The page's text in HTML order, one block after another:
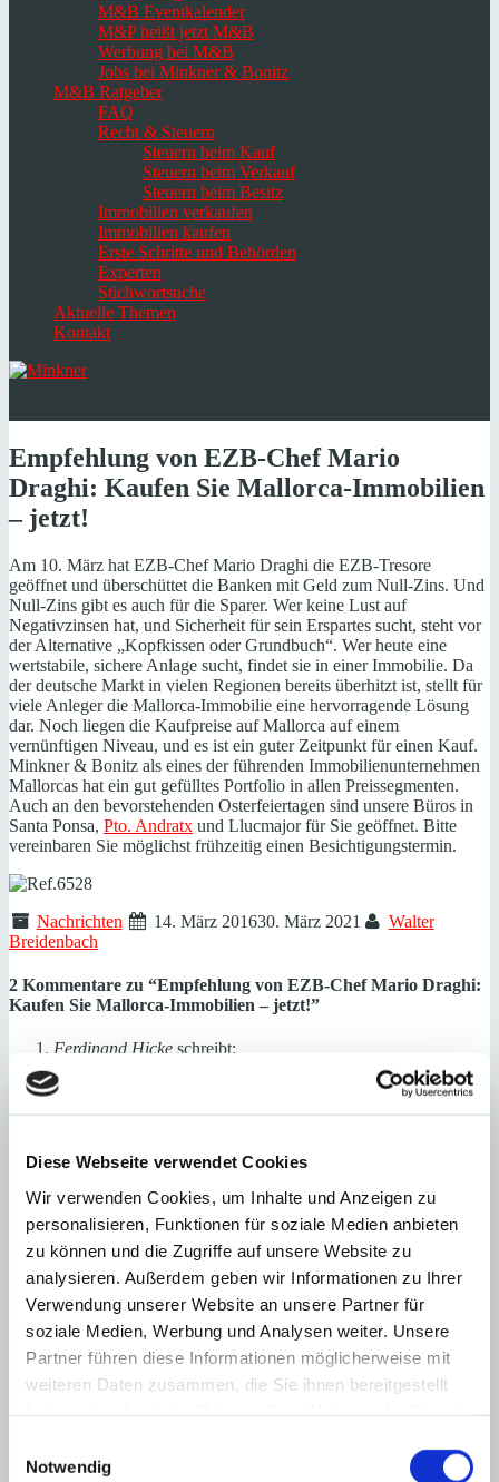
Diese Webseite verwendet Cookies
Wir verwenden Cookies, um Inhalte und Anzeigen zu
personalisieren, Funktionen für soziale Medien anbieten
zu können und die Zugriffe auf unsere Website zu
analysieren. Außerdem geben wir Informationen zu Ihrer
Verwendung unserer Website an unsere Partner für
soziale Medien, Werbung und Analysen weiter. Unsere
Partner führen diese Informationen möglicherweise mit
weiteren Daten zusammen, die Sie ihnen bereitgestellt
Notwendig
M&B Eventkalender
M&P heißt jetzt M&B
Werbung bei M&B
Jobs bei Minkner & Bonitz
M&B Ratgeber
FAQ
Recht & Steuern
Steuern beim Kauf
Steuern beim Verkauf
Steuern beim Besitz
Immobilien verkaufen
Immobilien kaufen
Erste Schritte und Behörden
Experten
Stichwortsuche
Aktuelle Themen
Kontakt
Empfehlung von EZB-Chef Mario
Draghi: Kaufen Sie Mallorca-Immobilien
– jetzt!
Am 10. März hat EZB-Chef Mario Draghi die EZB-Tresore
geöffnet und überschüttet die Banken mit Geld zum Null-Zins. Und
Null-Zins gibt es auch für die Sparer. Wer keine Lust auf
Negativzinsen hat, und Sicherheit für sein Erspartes sucht, steht vor
der Alternative „Kopfkissen oder Grundbuch“. Wer heute eine
wertstabile, sichere Anlage sucht, findet sie in einer Immobilie. Da
der deutsche Markt in vielen Regionen bereits überhitzt ist, stellt für
viele Anleger die Mallorca-Immobilie eine hervorragende Lösung
dar. Noch liegen die Kaufpreise auf Mallorca auf einem
vernünftigen Niveau, und es ist ein guter Zeitpunkt für einen Kauf.
Minkner & Bonitz als eines der führenden Immobilienunternehmen
Mallorcas hat ein gut gefülltes Portfolio in allen Preissegmenten.
Auch an den bevorstehenden Osterfeiertagen sind unsere Büros in
Santa Ponsa, Pto. Andratx und Llucmajor für Sie geöffnet. Bitte
vereinbaren Sie möglichst frühzeitig einen Besichtigungstermin.
Nachrichten 14. März 201630. März 2021
Walter
Breidenbach
2 Kommentare zu “Empfehlung von EZB-Chef Mario Draghi:
Kaufen Sie Mallorca-Immobilien – jetzt!”
Ferdinand Hicke schreibt:
18. März 2016
Partner. Deshalb ist für uns die Mallorca-Immobilie als
Hicke
Antworten
Frank Scheidewand schreibt:
18. März 2016
In den heutigen Zeiten, in denen es keine Zinsen mehr auf das
Kapital gibt, ist die Rendite zweitrangig. Wichtig ist, dass die
Anlage werthaltig ist und vielleicht noch ein kleines
Steigerungspotenzial hat. Das scheint mir bei einer Mallorca-
Osterfeiertage Draghis Rat folgen und auf Mallorca auf
Frank Scheidewand